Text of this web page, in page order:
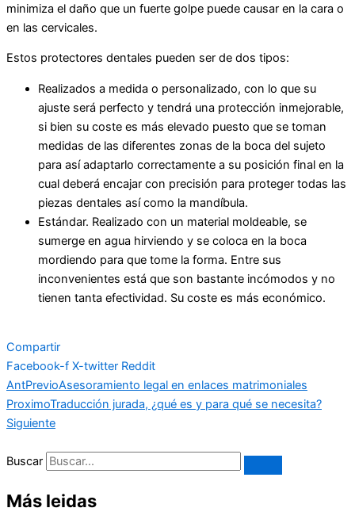
minimiza el daño que un fuerte golpe puede causar en la cara o
en las cervicales.
Estos protectores dentales pueden ser de dos tipos:
Realizados a medida o personalizado, con lo que su
ajuste será perfecto y tendrá una protección inmejorable,
si bien su coste es más elevado puesto que se toman
medidas de las diferentes zonas de la boca del sujeto
para así adaptarlo correctamente a su posición final en la
cual deberá encajar con precisión para proteger todas las
piezas dentales así como la mandíbula.
Estándar. Realizado con un material moldeable, se
sumerge en agua hirviendo y se coloca en la boca
mordiendo para que tome la forma. Entre sus
inconvenientes está que son bastante incómodos y no
tienen tanta efectividad. Su coste es más económico.
Compartir
Facebook-f X-twitter Reddit
AntPrevioAsesoramiento legal en enlaces matrimoniales
ProximoTraducción jurada, ¿qué es y para qué se necesita?
Siguiente
Buscar
Más leidas